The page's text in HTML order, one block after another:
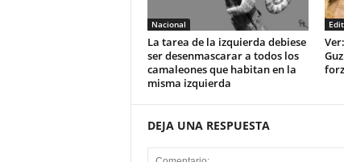
Nacional
La tarea de la izquierda debiese
ser desenmascarar a todos los
camaleones que habitan en la
misma izquierda
DEJA UNA RESPUESTA